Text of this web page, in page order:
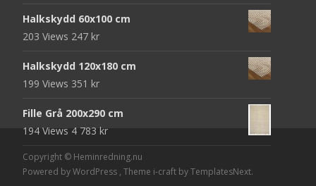
Halkskydd 60x100 cm
203 Views 247 kr
Halkskydd 120x180 cm
199 Views 351 kr
Fille Grå 200x290 cm
194 Views 4 783 kr
Copyright © Heminredning.nu
Powered by WordPress , Theme i-craft by TemplatesNext.